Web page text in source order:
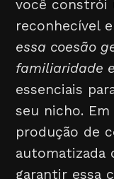
você constrói
reconhecível
essa coesão
familiaridade
essenciais
seu nicho.
produção de
automatizada
garantir essa